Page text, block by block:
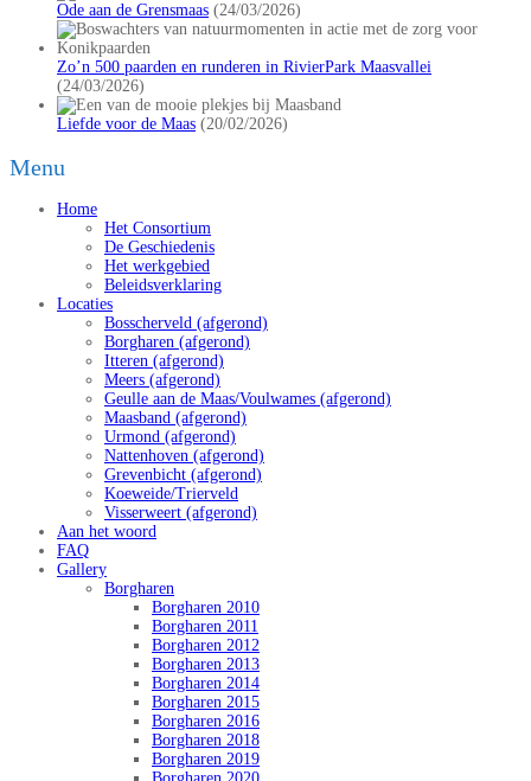
Ode aan de Grensmaas (24/03/2026)
Zo’n 500 paarden en runderen in RivierPark Maasvallei
(24/03/2026)
Liefde voor de Maas (20/02/2026)
Menu
Home
Het Consortium
De Geschiedenis
Het werkgebied
Beleidsverklaring
Locaties
Bosscherveld (afgerond)
Borgharen (afgerond)
Itteren (afgerond)
Meers (afgerond)
Geulle aan de Maas/Voulwames (afgerond)
Maasband (afgerond)
Urmond (afgerond)
Nattenhoven (afgerond)
Grevenbicht (afgerond)
Koeweide/Trierveld
Visserweert (afgerond)
Aan het woord
FAQ
Gallery
Borgharen
Borgharen 2010
Borgharen 2011
Borgharen 2012
Borgharen 2013
Borgharen 2014
Borgharen 2015
Borgharen 2016
Borgharen 2018
Borgharen 2019